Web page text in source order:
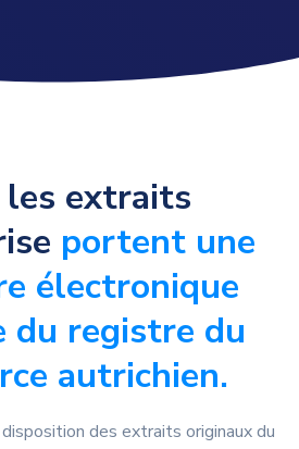
les extraits
portent une
électronique
du registre du
autrichien.
des extraits originaux du